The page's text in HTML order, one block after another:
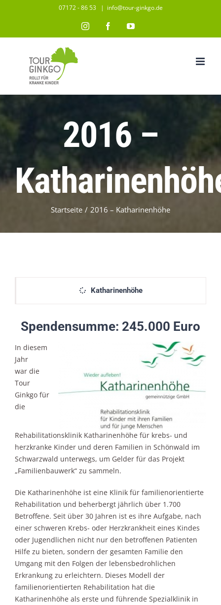
07172 - 86 53 | info@tour-ginkgo.de
InstagramFacebookYouTube
2016 –
Startseite / 2016 – Katharinenhöhe
Katharinenhöhe
Spendensumme: 245.000 Euro
In diesem
Jahr
war die
Tour
Ginkgo für
die
Rehabilitationsklinik Katharinenhöhe für krebs- und
herzkranke Kinder und deren Familien in Schönwald im
Schwarzwald unterwegs, um Gelder für das Projekt
„Familienbauwerk“ zu sammeln.
Die Katharinenhöhe ist eine Klinik für familienorientierte
Rehabilitation und beherbergt jährlich über 1.700
Betroffene. Seit über 30 Jahren ist es ihre Aufgabe, nach
einer schweren Krebs- oder Herzkrankheit eines Kindes
oder Jugendlichen nicht nur den betroffenen Patienten
Hilfe zu bieten, sondern der gesamten Familie den
Umgang mit den Folgen der lebensbedrohlichen
Erkrankung zu erleichtern. Dieses Modell der
familienorientierten Rehabilitation hat die
Katharinenhöhe als erste und führende Spezialklinik in